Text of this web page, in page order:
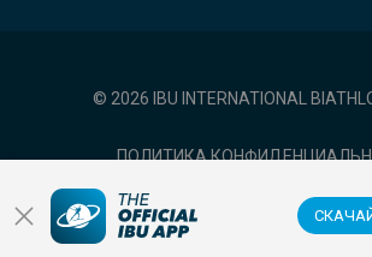
© 2026 IBU INTERNATIONAL
ПОЛИТИКА
УСЛОВИЯ ИСПОЛЬЗОВАНИЯ